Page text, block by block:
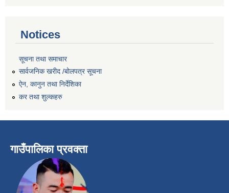
Notices
सूचना तथा समाचार
सार्वजनिक खरीद /बोलपत्र सूचना
ऐन, कानुन तथा निर्देशिका
कर तथा शुल्कहरु
गाउँपालिका प्रवक्ता